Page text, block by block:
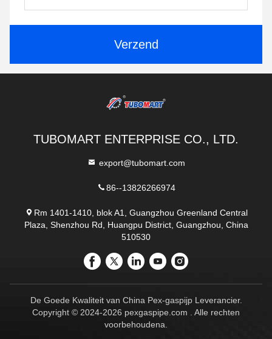
Verzend
TUBOMART ENTERPRISE CO., LTD.
export@tubomart.com
86--13826266974
Rm 1401-1410, blok A1, Guangzhou Greenland Central
Plaza, Shenzhou Rd, Huangpu District, Guangzhou, China
510530
De Goede Kwaliteit van China Pex-gaspijp Leverancier.
Copyright © 2024-2026 pexgaspipe.com . Alle rechten
voorbehoudena.